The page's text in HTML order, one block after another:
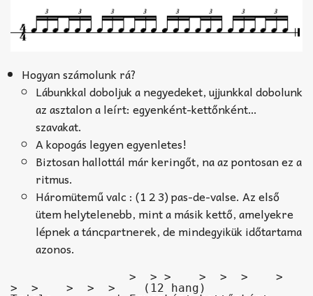
Hogyan számolunk rá?
Lábunkkal doboljuk a negyedeket, ujjunkkal dobolunk
az asztalon a leírt: egyenként-kettőnként…
szavakat.
A kopogás legyen egyenletes!
Biztosan hallottál már keringőt, na az pontosan ez a
ritmus.
Háromütemű valc : (1 2 3) pas-de-valse. Az első
ütem helytelenebb, mint a másik kettő, amelyekre
lépnek a táncpartnerek, de mindegyikük időtartama
azonos.
>  >    >  >  >    (12 hang)